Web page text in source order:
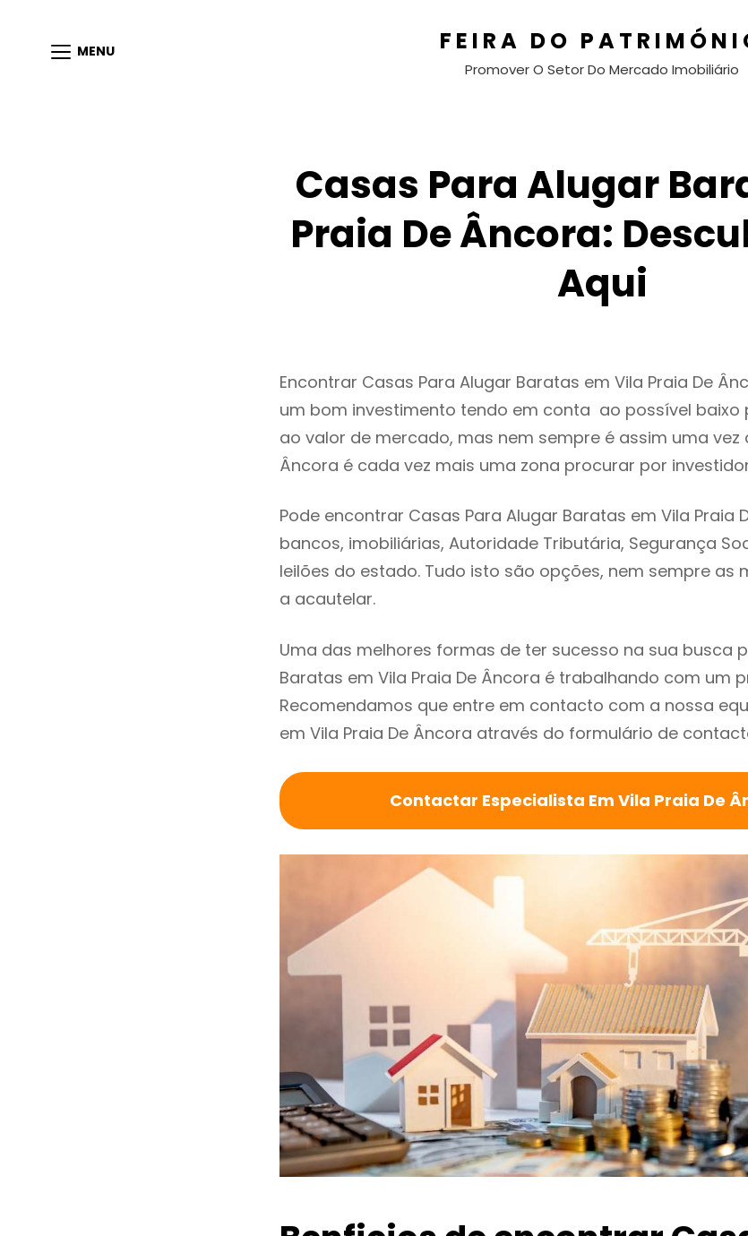
MENU FEIRA DO
Promover O Setor Do Mercado Imobiliário
Casas Para Alugar
Praia De Âncora:
Aqui
Encontrar Casas Para Alugar Baratas em Vila Praia De
um bom investimento tendo em conta ao possível baixo
ao valor de mercado, mas nem sempre é assim uma vez
Âncora é cada vez mais uma zona procurar por
Pode encontrar Casas Para Alugar Baratas em Vila Praia
bancos, imobiliárias, Autoridade Tributária, Segurança
leilões do estado. Tudo isto são opções, nem sempre as
a acautelar.
Uma das melhores formas de ter sucesso na sua busca
Baratas em Vila Praia De Âncora é trabalhando com um
Recomendamos que entre em contacto com a nossa
em Vila Praia De Âncora através do formulário de
Contactar Especialista Em Vila Praia De